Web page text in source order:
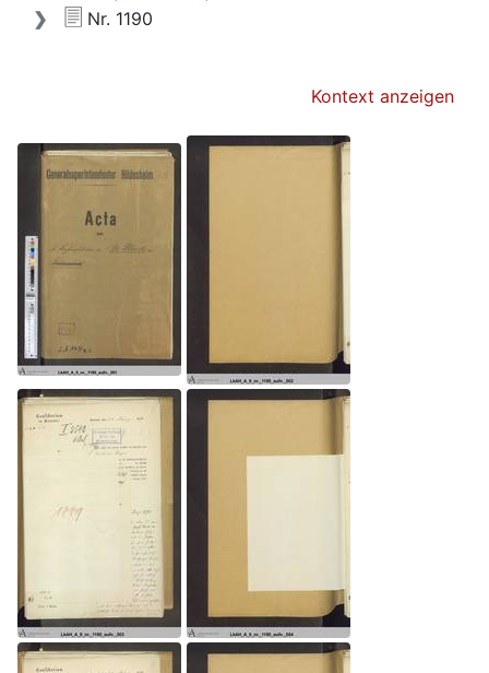
Nr. 1190
Kontext anzeigen